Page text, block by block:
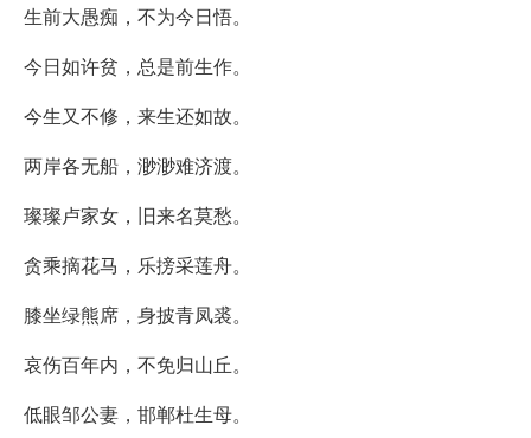
生前大愚痴，不为今日悟。
今日如许贫，总是前生作。
今生又不修，来生还如故。
两岸各无船，渺渺难济渡。
璨璨卢家女，旧来名莫愁。
贪乘摘花马，乐搒采莲舟。
膝坐绿熊席，身披青凤裘。
哀伤百年内，不免归山丘。
低眼邹公妻，邯郸杜生母。